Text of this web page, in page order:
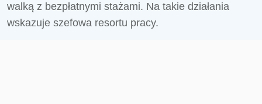
walką z bezpłatnymi stażami. Na takie działania
wskazuje szefowa resortu pracy.